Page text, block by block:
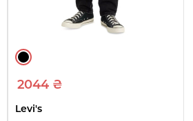
2044 ₴
Levi's